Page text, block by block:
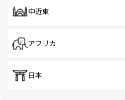
中近東
アフリカ
日本